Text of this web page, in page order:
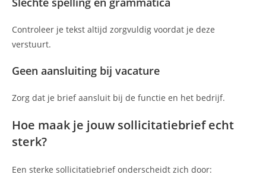
Controleer je tekst altijd zorgvuldig voordat je deze
verstuurt.
Geen aansluiting bij vacature
Zorg dat je brief aansluit bij de functie en het bedrijf.
Hoe maak je jouw sollicitatiebrief echt
sterk?
Een sterke sollicitatiebrief onderscheidt zich door: